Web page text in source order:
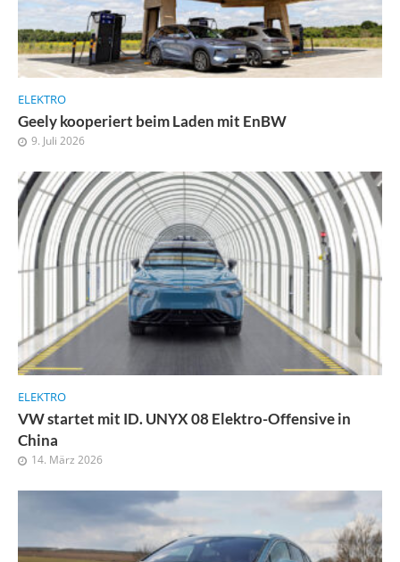
ELEKTRO
Geely kooperiert beim Laden mit EnBW
9. Juli 2026
ELEKTRO
VW startet mit ID. UNYX 08 Elektro-Offensive in
China
14. März 2026